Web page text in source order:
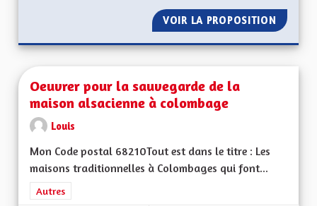
VOIR LA PROPOSITION
Oeuvrer pour la sauvegarde de la
maison alsacienne à colombage
Louis
Mon Code postal 68210Tout est dans le titre : Les
maisons traditionnelles à Colombages qui font...
Filtrer les résultats de la catégorie : Autres
Autres